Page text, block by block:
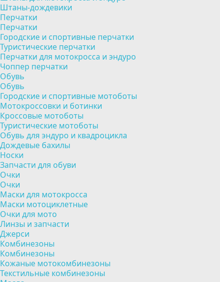
Штаны-дождевики
Перчатки
Перчатки
Городские и спортивные перчатки
Туристические перчатки
Перчатки для мотокросса и эндуро
Чоппер перчатки
Обувь
Обувь
Городские и спортивные мотоботы
Мотокроссовки и ботинки
Кроссовые мотоботы
Туристические мотоботы
Обувь для эндуро и квадроцикла
Дождевые бахилы
Носки
Запчасти для обуви
Очки
Очки
Маски для мотокросса
Маски мотоциклетные
Очки для мото
Линзы и запчасти
Джерси
Комбинезоны
Комбинезоны
Кожаные мотокомбинезоны
Текстильные комбинезоны